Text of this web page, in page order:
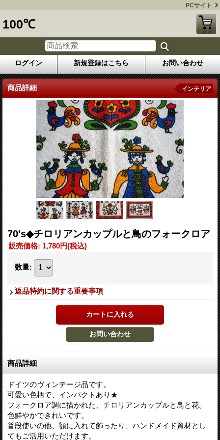
PCサイト
100℃
ログイン 新規登録はこちら お問い合わせ
商品詳細 インテリア
70's◆チロリアンカップルと鳥のフォークロア
販売価格: 1,780円(税込)
数量:
返品特約に関する重要事項
商品詳細
ドイツのヴィンテージ品です。
可愛い色柄で、インパクトあり★
フォークロア調に描かれた、チロリアンカップルと鳥と花。
色鮮やかできれいです。
普段使いの他、額に入れて飾ったり、ハンドメイド資材とし
てもご活用いただけます。